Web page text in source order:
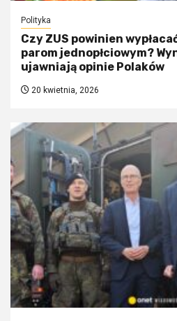
Polityka
Czy ZUS powinien
parom jednopłciowym?
ujawniają opinie Polaków
20 kwietnia, 2026